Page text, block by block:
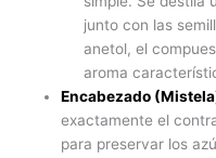
junto con las
anetol, el
aroma
Encabezado
exactamente el
para preservar los